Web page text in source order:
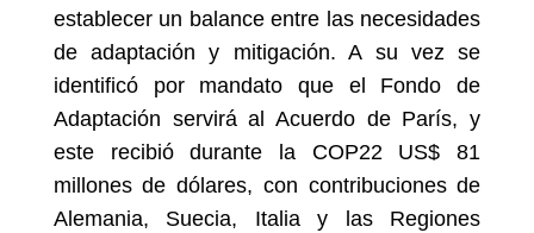
establecer un balance entre las necesidades
de adaptación y mitigación. A su vez se
identificó por mandato que el Fondo de
Adaptación servirá al Acuerdo de París, y
este recibió durante la COP22 US$ 81
millones de dólares, con contribuciones de
Alemania, Suecia, Italia y las Regiones